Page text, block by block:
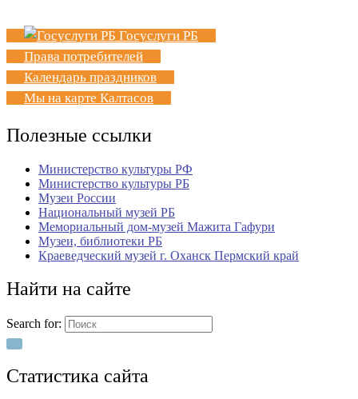
Госуслуги РБ
Права потребителей
Календарь праздников
Мы на карте Калтасов
Полезные ссылки
Министерство культуры РФ
Министерство культуры РБ
Музеи России
Национальный музей РБ
Мемориальный дом-музей Мажита Гафури
Музеи, библиотеки РБ
Краеведческий музей г. Оханск Пермский край
Найти на сайте
Search for:
Статистика сайта